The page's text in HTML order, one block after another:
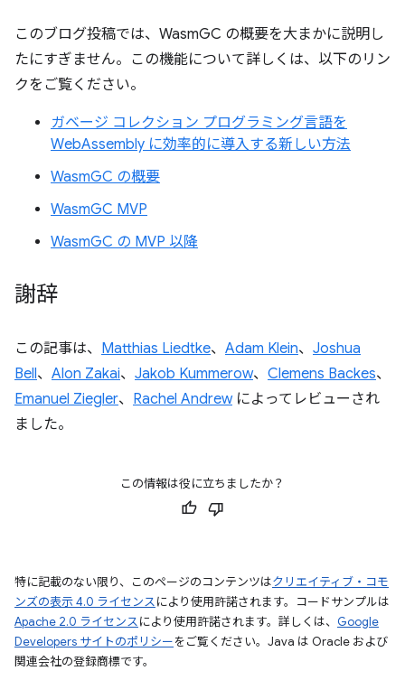
このブログ投稿では、WasmGC の概要を大まかに説明し
たにすぎません。この機能について詳しくは、以下のリン
クをご覧ください。
ガベージ コレクション プログラミング言語を
WebAssembly に効率的に導入する新しい方法
WasmGC の概要
WasmGC MVP
WasmGC の MVP 以降
謝辞
この記事は、 Matthias Liedtke、 Adam Klein、 Joshua
Bell、 Alon Zakai、 Jakob Kummerow、 Clemens Backes、
Emanuel Ziegler、 Rachel Andrewによってレビューされ
ました。
この情報は役に立ちましたか？
特に記載のない限り、このページのコンテンツはクリエイティブ・コモ
ンズの表示 4.0 ライセンスにより使用許諾されます。コードサンプルは
Apache 2.0 ライセンスにより使用許諾されます。詳しくは、 Google
Developers サイトのポリシーをご覧ください。Java は Oracle および
関連会社の登録商標です。